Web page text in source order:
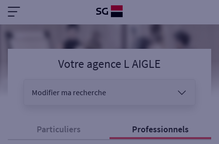
Votre agence L AIGLE
Modifier ma recherche
Particuliers Professionnels